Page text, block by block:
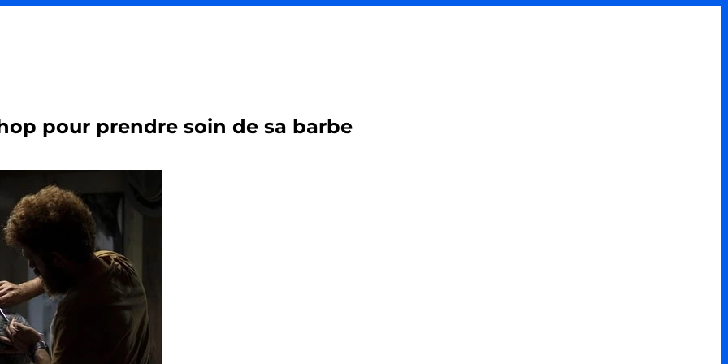
pour prendre soin de sa barbe